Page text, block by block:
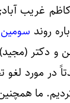
غریب
سومین
(مجید)
در مورد
ما